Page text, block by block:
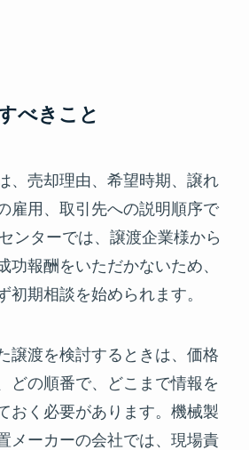
べきこと
、売却理由、希望時期、譲れ
雇用、取引先への説明順序で
ンターでは、譲渡企業様から
功報酬をいただかないため、
初期相談を始められます。
譲渡を検討するときは、価格
どの順番で、どこまで情報を
おく必要があります。機械製
メーカーの会社では、現場責